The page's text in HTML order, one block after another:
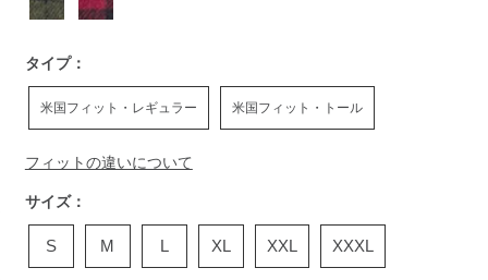
タイプ：
米国フィット・レギュラー 米国フィット・トール
フィットの違いについて
サイズ：
S M L XL XXL XXXL